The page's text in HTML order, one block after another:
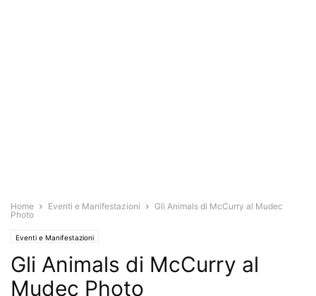
Home Eventi e Manifestazioni
Gli Animals di McCurry al Mudec
Photo
Eventi e Manifestazioni
Gli Animals di McCurry al
Mudec Photo